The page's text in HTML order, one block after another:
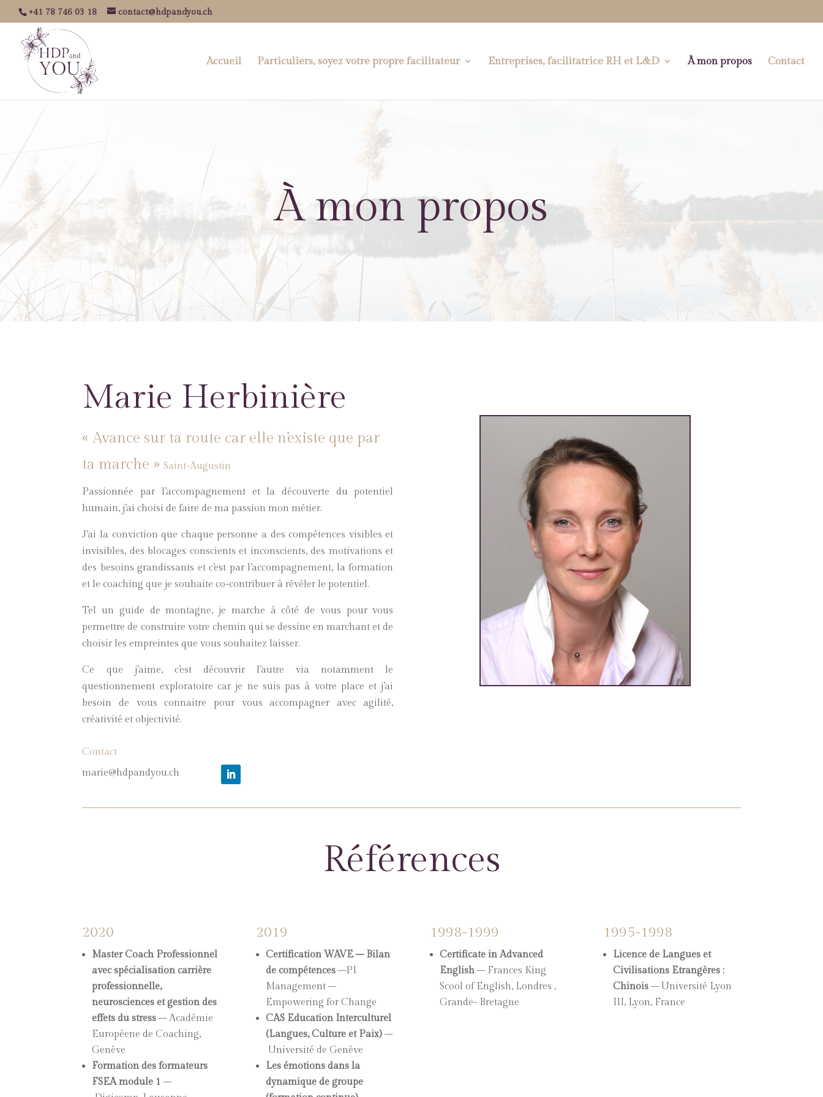
+41 78 746 03 18 contact@hdpandyou.ch
Accueil Particuliers, soyez votre propre facilitateur Entreprises, facilitatrice RH et L&D À mon propos Contact
À mon propos
Marie Herbinière
« Avance sur ta route car elle n’existe que par
ta marche » Saint-Augustin
Passionnée par l’accompagnement et la découverte du potentiel
humain, j’ai choisi de faire de ma passion mon métier.
J’ai la conviction que chaque personne a des compétences visibles et
invisibles, des blocages conscients et inconscients, des motivations et
des besoins grandissants et c’est par l’accompagnement, la formation
et le coaching que je souhaite co-contribuer à révéler le potentiel.
Tel un guide de montagne, je marche à côté de vous pour vous
permettre de construire votre chemin qui se dessine en marchant et de
choisir les empreintes que vous souhaitez laisser.
Ce que j’aime, c’est découvrir l’autre via notamment le
questionnement exploratoire car je ne suis pas à votre place et j’ai
besoin de vous connaitre pour vous accompagner avec agilité,
créativité et objectivité.
Contact
marie@hdpandyou.ch
Références
2020
Master Coach Professionnel
avec spécialisation carrière
professionnelle,
neurosciences et gestion des
effets du stress –Académie
Européene de Coaching,
Genève
Formation des formateurs
FSEA module 1 –
2019
Certification WAVE – Bilan
de compétences–PI
Management –
Empowering for Change
CAS Education Interculturel
(Langues, Culture et Paix)–
Université de Genève
Les émotions dans la
dynamique de groupe
1998-1999
Certificate in Advanced
English– Frances King
Scool of English, Londres ,
Grande- Bretagne
1995-1998
Licence de Langues et
Civilisations Etrangères :
Chinois – Université Lyon
III, Lyon, France